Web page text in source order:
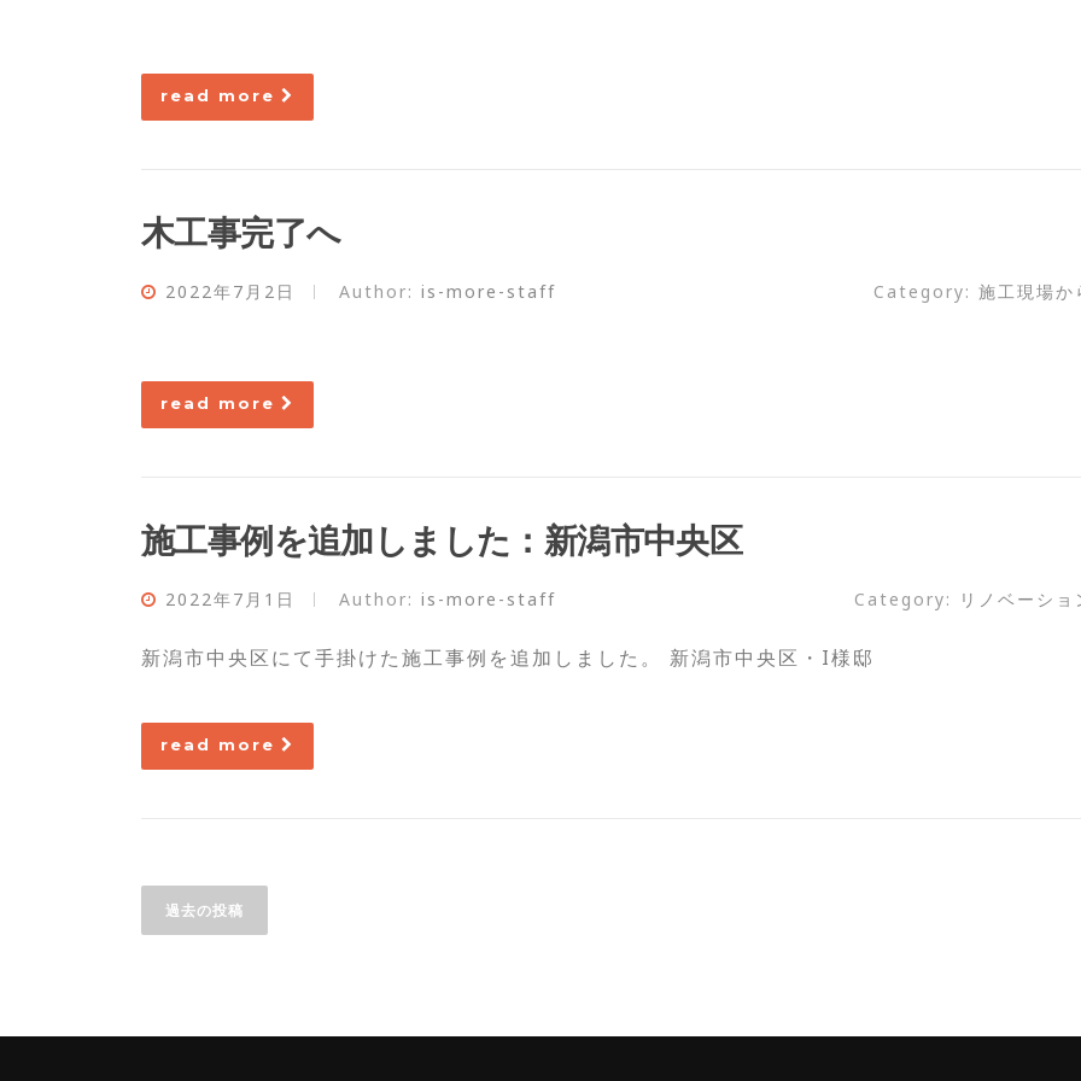
read more
木工事完了へ
2022年7月2日 Author: is-more-staff Category: 施工現場か
read more
施工事例を追加しました：新潟市中央区
2022年7月1日 Author: is-more-staff Category: リノベーショ
新潟市中央区にて手掛けた施工事例を追加しました。 新潟市中央区・I様邸
read more
投
稿過去の投稿